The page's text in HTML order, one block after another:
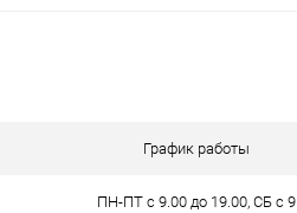
График работы
ПН-ПТ с 9.00 до 19.00, СБ с 9